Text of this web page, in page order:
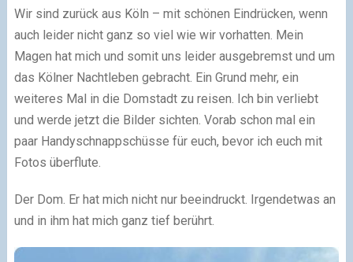
Wir sind zurück aus Köln – mit schönen Eindrücken, wenn
auch leider nicht ganz so viel wie wir vorhatten. Mein
Magen hat mich und somit uns leider ausgebremst und um
das Kölner Nachtleben gebracht. Ein Grund mehr, ein
weiteres Mal in die Domstadt zu reisen. Ich bin verliebt
und werde jetzt die Bilder sichten. Vorab schon mal ein
paar Handyschnappschüsse für euch, bevor ich euch mit
Fotos überflute.
Der Dom. Er hat mich nicht nur beeindruckt. Irgendetwas an
und in ihm hat mich ganz tief berührt.